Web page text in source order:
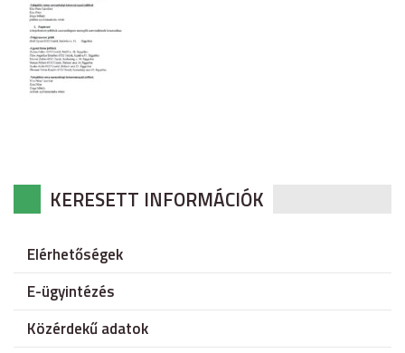
KERESETT INFORMÁCIÓK
Elérhetőségek
E-ügyintézés
Közérdekű adatok